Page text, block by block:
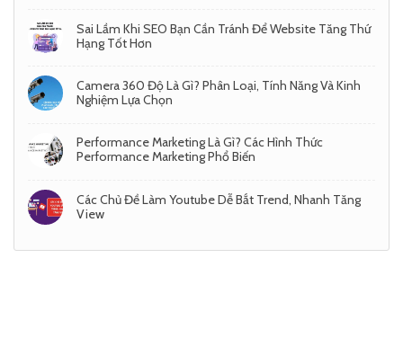
Sai Lầm Khi SEO Bạn Cần Tránh Để Website Tăng Thứ
Hạng Tốt Hơn
Camera 360 Độ Là Gì? Phân Loại, Tính Năng Và Kinh
Nghiệm Lựa Chọn
Performance Marketing Là Gì? Các Hình Thức
Performance Marketing Phổ Biến
Các Chủ Đề Làm Youtube Dễ Bắt Trend, Nhanh Tăng
View